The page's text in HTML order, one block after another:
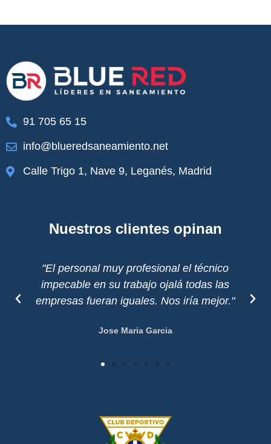
91 705 65 15
info@blueredsaneamiento.net
Calle Trigo 1, Nave 9, Leganés, Madrid
Nuestros clientes opinan
"El personal muy profesional el técnico
impecable en su trabajo ojalá todas las
empresas fueran iguales. Nos iría mejor."
Jose Maria Garcia